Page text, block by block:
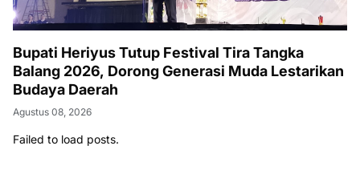
Bupati Heriyus Tutup Festival Tira Tangka
Balang 2026, Dorong Generasi Muda Lestarikan
Budaya Daerah
Agustus 08, 2026
Failed to load posts.